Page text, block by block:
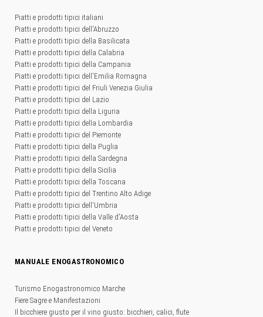
Piatti e prodotti tipici italiani
Piatti e prodotti tipici dell'Abruzzo
Piatti e prodotti tipici della Basilicata
Piatti e prodotti tipici della Calabria
Piatti e prodotti tipici della Campania
Piatti e prodotti tipici dell'Emilia Romagna
Piatti e prodotti tipici del Friuli Venezia Giulia
Piatti e prodotti tipici del Lazio
Piatti e prodotti tipici della Liguria
Piatti e prodotti tipici della Lombardia
Piatti e prodotti tipici del Piemonte
Piatti e prodotti tipici della Puglia
Piatti e prodotti tipici della Sardegna
Piatti e prodotti tipici della Sicilia
Piatti e prodotti tipici della Toscana
Piatti e prodotti tipici del Trentino Alto Adige
Piatti e prodotti tipici dell'Umbria
Piatti e prodotti tipici della Valle d'Aosta
Piatti e prodotti tipici del Veneto
MANUALE ENOGASTRONOMICO
Turismo Enogastronomico Marche
Fiere Sagre e Manifestazioni
Il bicchiere giusto per il vino giusto: bicchieri, calici, flute